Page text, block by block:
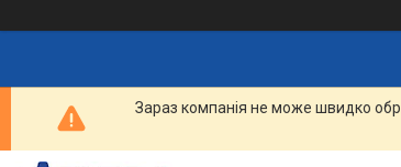
Зараз компанія не може швидко